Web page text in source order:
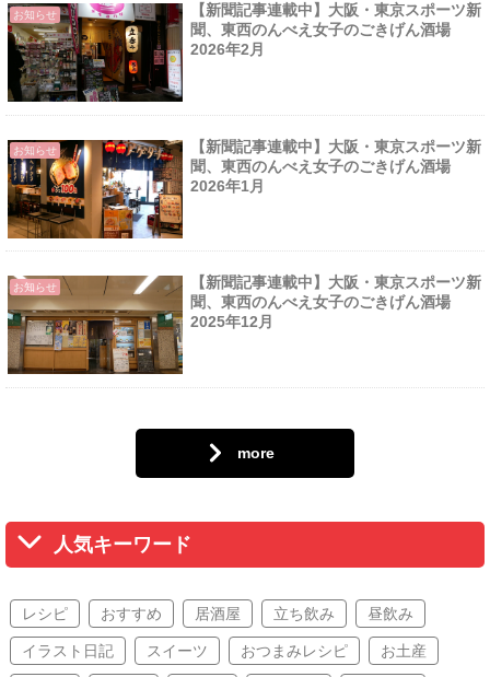
お知らせ
【新聞記事連載中】大阪・東京スポーツ新
聞、東西のんべえ女子のごきげん酒場
2026年2月
お知らせ
【新聞記事連載中】大阪・東京スポーツ新
聞、東西のんべえ女子のごきげん酒場
2026年1月
お知らせ
【新聞記事連載中】大阪・東京スポーツ新
聞、東西のんべえ女子のごきげん酒場
2025年12月
more
人気キーワード
レシピ おすすめ 居酒屋 立ち飲み 昼飲み
イラスト日記 スイーツ おつまみレシピ お土産